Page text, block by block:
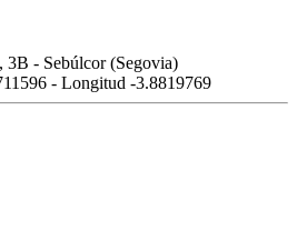
- Sebúlcor (Segovia)
- Longitud -3.8819769